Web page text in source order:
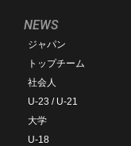
NEWS
ジャパン
トップチーム
社会人
U-23 / U-21
大学
U-18